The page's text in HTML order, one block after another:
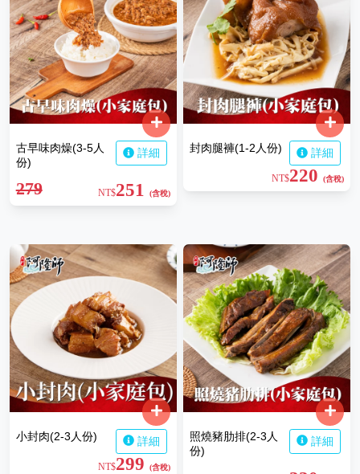
詳細
古早味肉燥(3-5人
份)
279 NT$251 (含稅)
詳細
封肉腿褲(1-2人份)
NT$220(含稅)
詳細
小封肉(2-3人份)
NT$299 (含稅)
詳細
照燒豬肋排(2-3人
份)